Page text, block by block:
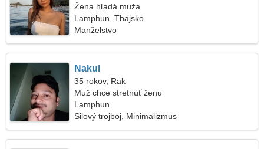
Žena hľadá muža
Lamphun, Thajsko
Manželstvo
Nakul
35 rokov, Rak
Muž chce stretnúť ženu
Lamphun
Silový trojboj, Minimalizmus